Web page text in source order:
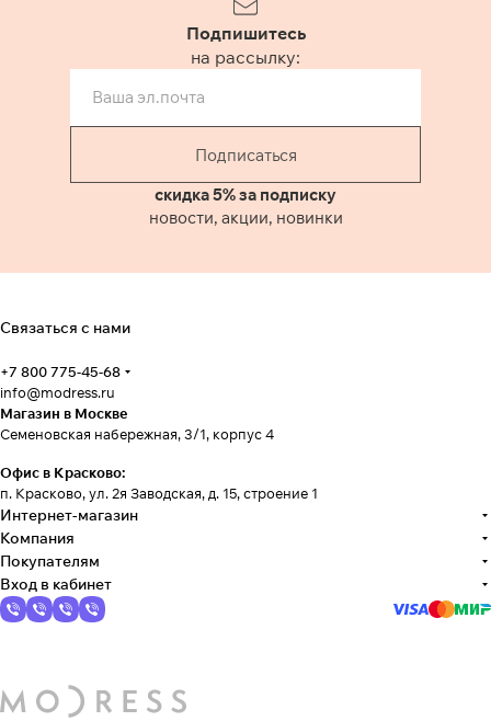
Подпишитесь
на рассылку:
Подписаться
скидка 5% за подписку
новости, акции, новинки
Связаться с нами
+7 800 775-45-68
info@modress.ru
Магазин в Москве
Семеновская набережная, 3/1, корпус 4
Офис в Красково:
п. Красково, ул. 2я Заводская, д. 15, строение 1
Интернет-магазин
Компания
Покупателям
Вход в кабинет